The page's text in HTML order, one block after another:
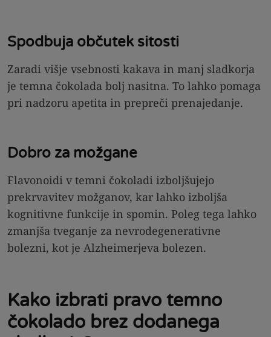
Spodbuja občutek sitosti
Zaradi višje vsebnosti kakava in manj sladkorja
je temna čokolada bolj nasitna. To lahko pomaga
pri nadzoru apetita in prepreči prenajedanje.
Dobro za možgane
Flavonoidi v temni čokoladi izboljšujejo
prekrvavitev možganov, kar lahko izboljša
kognitivne funkcije in spomin. Poleg tega lahko
zmanjša tveganje za nevrodegenerativne
bolezni, kot je Alzheimerjeva bolezen.
Kako izbrati pravo temno
čokolado brez dodanega